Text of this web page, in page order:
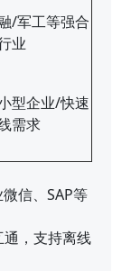
/军工等强合
业
型企业/快速
需求
信、SAP等
，支持离线